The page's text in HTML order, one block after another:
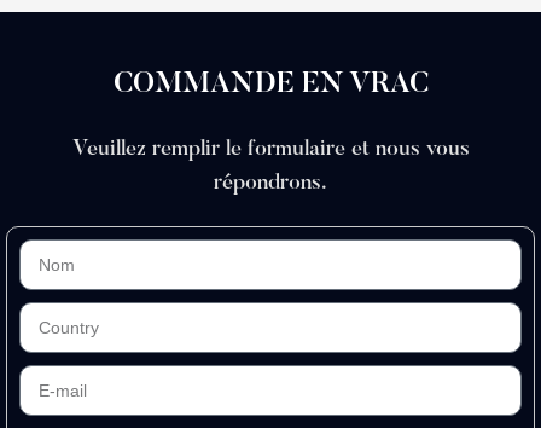
COMMANDE EN VRAC
Veuillez remplir le formulaire et nous vous
répondrons.